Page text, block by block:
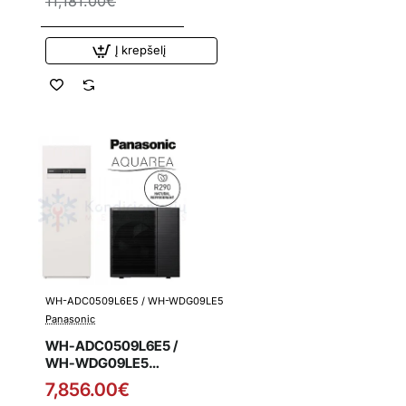
talpa
Į krepšelį
Išpardavimas
WH-ADC0509L6E5 / WH-WDG09LE5
Panasonic
WH-ADC0509L6E5 /
WH-WDG09LE5
Panasonic L kartos
9.0 kW oras-vanduo
7,856.00€